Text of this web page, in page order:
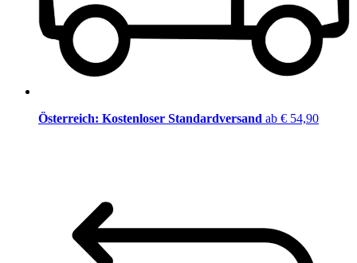
Österreich: Kostenloser Standardversand ab € 54,90